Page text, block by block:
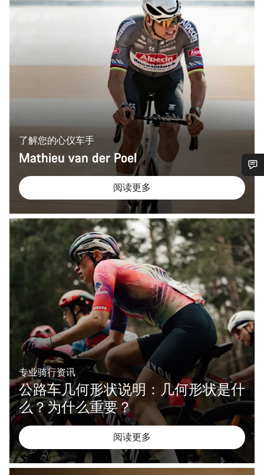
了解您的心仪车手
Mathieu van der Poel
阅读更多
专业骑行资讯
公路车几何形状说明：几何形状是什
么？为什么重要？
阅读更多
您需要帮助吗？
我们的客户支持专家正在等待为您答疑解惑。
开始聊天
关闭